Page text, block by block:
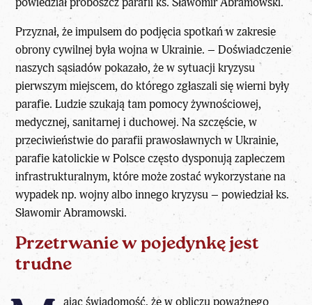
Przyznał, że impulsem do podjęcia spotkań wzakresie
obrony cywilnej była wojna w Ukrainie. – Doświadczenie
naszych sąsiadów pokazało, że w sytuacji kryzysu
pierwszym miejscem, do którego zgłaszali się wierni były
parafie. Ludzie szukają tam pomocy żywnościowej,
medycznej, sanitarnej i duchowej. Na szczęście, w
przeciwieństwie do parafii prawosławnych w Ukrainie,
parafie katolickie w Polsce często dysponują zapleczem
infrastrukturalnym, które może zostać wykorzystane na
wypadek np. wojny albo innego kryzysu – powiedział ks.
Sławomir Abramowski.
Przetrwanie w pojedynkę jest
trudne